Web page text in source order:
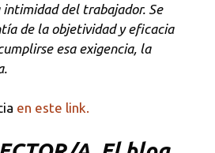
del trabajador. Se
de la objetividad y eficacia
esa exigencia, la
en este link.